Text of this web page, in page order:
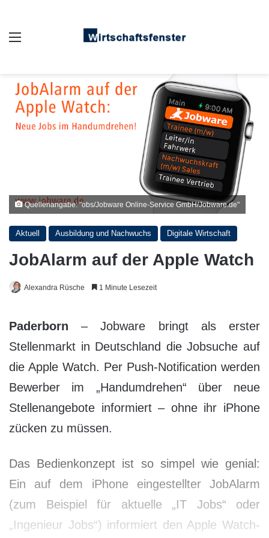
Quellenangabe: "obs/Jobware Online-Service GmbH/Jobware.de"
Aktuell Ausbildung und Nachwuchs Digitale Wirtschaft
JobAlarm auf der Apple Watch
Alexandra Rüsche 1 Minute Lesezeit
Paderborn – Jobware bringt als erster
Stellenmarkt in Deutschland die Jobsuche auf
die Apple Watch. Per Push-Notification werden
Bewerber im „Handumdrehen“ über neue
Stellenangebote informiert – ohne ihr iPhone
zücken zu müssen.
Das Bedienkonzept ist so simpel wie genial:
Ein auf dem iPhone eingestellter JobAlarm
(zum Beispiel für aktuelle „IT Jobs“ oder
„Ingenieur Jobs“) informiert den Apple Watch-